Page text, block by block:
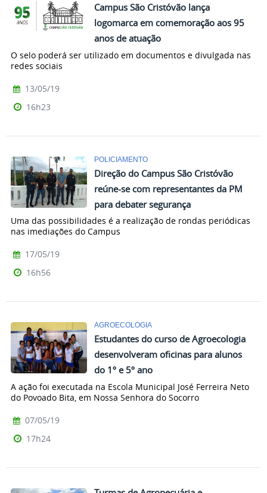
Campus São Cristóvão lança
logomarca em comemoração aos 95
anos de atuação
O selo poderá ser utilizado em documentos e divulgada nas
redes sociais
13/05/19
16h23
POLICIAMENTO
Direção do Campus São Cristóvão
reúne-se com representantes da PM
para debater segurança
Uma das possibilidades é a realização de rondas periódicas
nas imediações do Campus
17/05/19
16h56
AGROECOLOGIA
Estudantes do curso de Agroecologia
desenvolveram oficinas para alunos
do 1º e 5º ano
A ação foi executada na Escola Municipal José Ferreira Neto
do Povoado Bita, em Nossa Senhora do Socorro
07/05/19
17h24